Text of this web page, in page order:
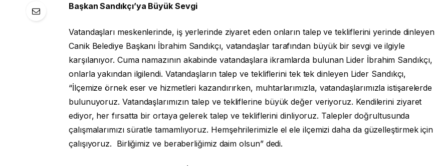
Başkan Sandıkçı’ya Büyük Sevgi
Vatandaşları meskenlerinde, iş yerlerinde ziyaret eden onların talep ve tekliflerini yerinde dinleyen
Canik Belediye Başkanı İbrahim Sandıkçı, vatandaşlar tarafından büyük bir sevgi ve ilgiyle
karşılanıyor. Cuma namazının akabinde vatandaşlara ikramlarda bulunan Lider İbrahim Sandıkçı,
onlarla yakından ilgilendi. Vatandaşların talep ve tekliflerini tek tek dinleyen Lider Sandıkçı,
“İlçemize örnek eser ve hizmetleri kazandırırken, muhtarlarımızla, vatandaşlarımızla istişarelerde
bulunuyoruz. Vatandaşlarımızın talep ve tekliflerine büyük değer veriyoruz. Kendilerini ziyaret
ediyor, her fırsatta bir ortaya gelerek talep ve tekliflerini dinliyoruz. Talepler doğrultusunda
çalışmalarımızı süratle tamamlıyoruz. Hemşehrilerimizle el ele ilçemizi daha da güzelleştirmek için
çalışıyoruz. Birliğimiz ve beraberliğimiz daim olsun” dedi.